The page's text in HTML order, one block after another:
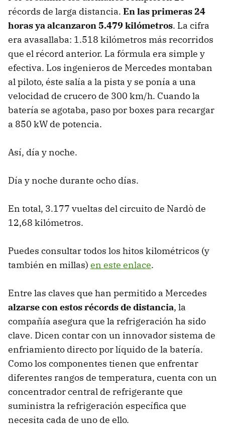
récords de larga distancia. En las primeras 24
horas ya alcanzaron 5.479 kilómetros. La cifra
era avasallaba: 1.518 kilómetros más recorridos
que el récord anterior. La fórmula era simple y
efectiva. Los ingenieros de Mercedes montaban
al piloto, éste salía a la pista y se ponía a una
velocidad de crucero de 300 km/h. Cuando la
batería se agotaba, paso por boxes para recargar
a 850 kW de potencia.
Así, día y noche.
Día y noche durante ocho días.
En total, 3.177 vueltas del circuito de Nardò de
12,68 kilómetros.
Puedes consultar todos los hitos kilométricos (y
también en millas) en este enlace.
Entre las claves que han permitido a Mercedes
alzarse con estos récords de distancia, la
compañía asegura que la refrigeración ha sido
clave. Dicen contar con un innovador sistema de
enfriamiento directo por líquido de la batería.
Como los componentes tienen que enfrentar
diferentes rangos de temperatura, cuenta con un
concentrador central de refrigerante que
suministra la refrigeración específica que
necesita cada de uno de ello.